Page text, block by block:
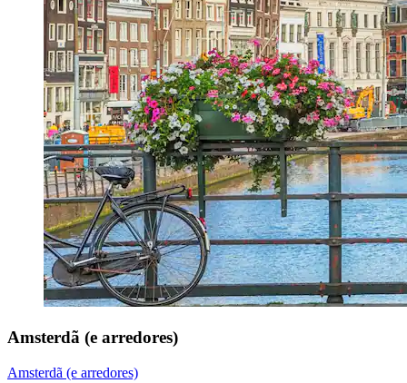
Amsterdã (e arredores)
Amsterdã (e arredores)